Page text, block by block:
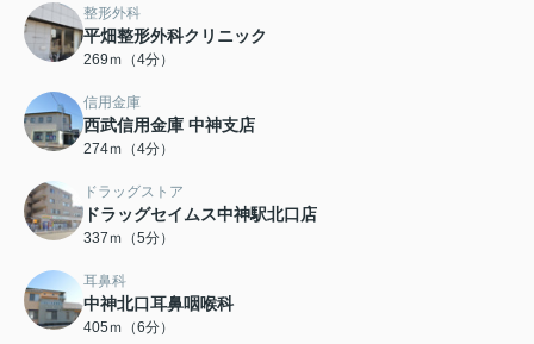
整形外科
平畑整形外科クリニック
269ｍ（4分）
信用金庫
西武信用金庫 中神支店
274ｍ（4分）
ドラッグストア
ドラッグセイムス中神駅北口店
337ｍ（5分）
耳鼻科
中神北口耳鼻咽喉科
405ｍ（6分）